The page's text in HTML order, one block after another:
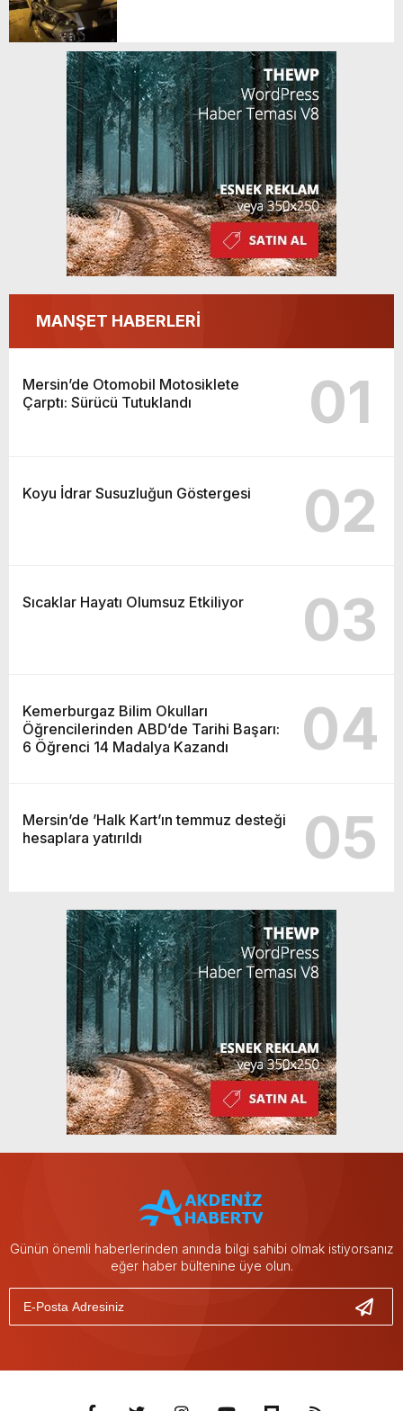
MANŞET HABERLERİ
Mersin’de Otomobil Motosiklete
Çarptı: Sürücü Tutuklandı
01
Koyu İdrar Susuzluğun Göstergesi 02
Sıcaklar Hayatı Olumsuz Etkiliyor 03
Kemerburgaz Bilim Okulları
Öğrencilerinden ABD’de Tarihi Başarı:
6 Öğrenci 14 Madalya Kazandı
04
Mersin’de ’Halk Kart’ın temmuz desteği
hesaplara yatırıldı
05
Günün önemli haberlerinden anında bilgi sahibi olmak istiyorsanız
eğer haber bültenine üye olun.